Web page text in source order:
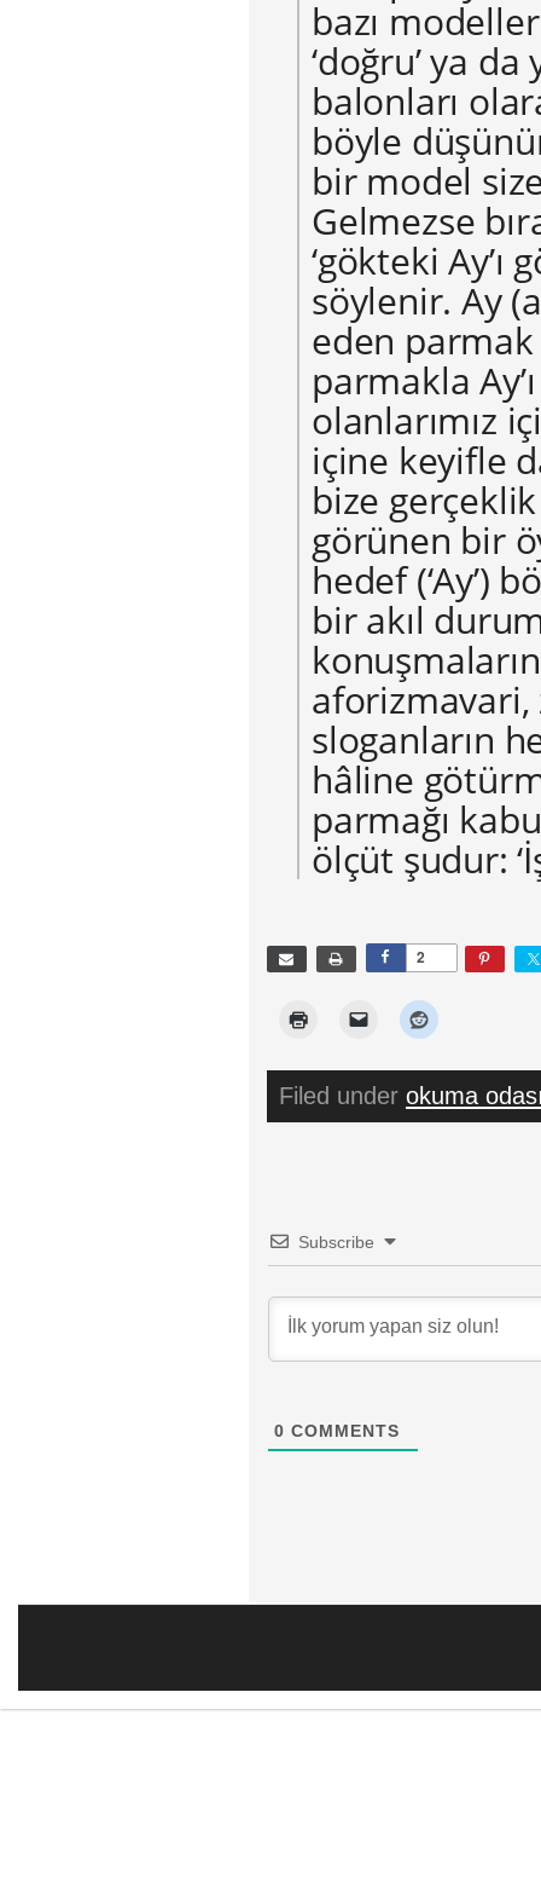
bazı
‘doğru’ ya
balonları
böyle
bir model
Gelmezse
‘gökteki
söylenir. Ay
eden parmak
parmakla
olanlarımız
içine keyifle
bize
görünen bir
hedef (‘Ay’)
bir akıl
aforizmavari,
sloganların
hâline
parmağı
ölçüt şudur:
2
Filed under okuma
Subscribe
0 COMMENTS